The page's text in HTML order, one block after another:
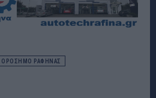
ΟΡΟΣΗΜΟ ΡΑΦΗΝΑΣ